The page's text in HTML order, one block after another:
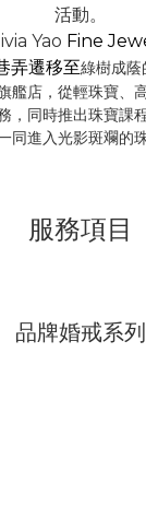
活動。
Yao Fine
弄遷移至綠樹成
艦店，從輕珠寶、
，同時推出珠寶課
同進入光影斑斕的
服務項目
品牌婚戒系列